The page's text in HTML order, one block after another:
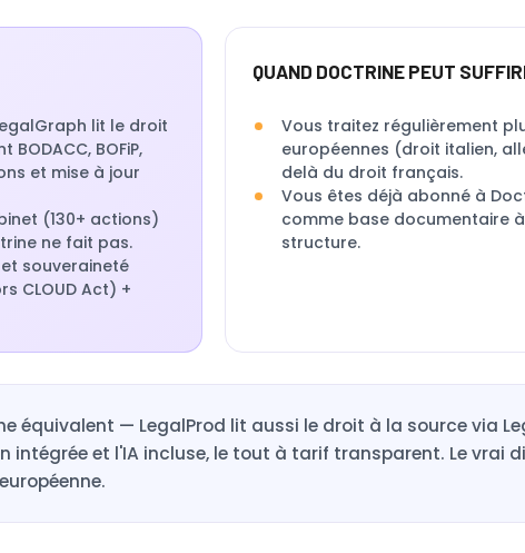
lit le droit
BOFiP,
et mise à jour
(130+ actions)
ne fait pas.
souveraineté
CLOUD Act) +
QUAND DOCTRINE PEUT
Vous traitez régulièrement
européennes (droit italien,
delà du droit français.
Vous êtes déjà abonné à
comme base documentaire
structure.
équivalent — LegalProd lit aussi le droit à la source via
intégrée et l'IA incluse, le tout à tarif transparent. Le vrai